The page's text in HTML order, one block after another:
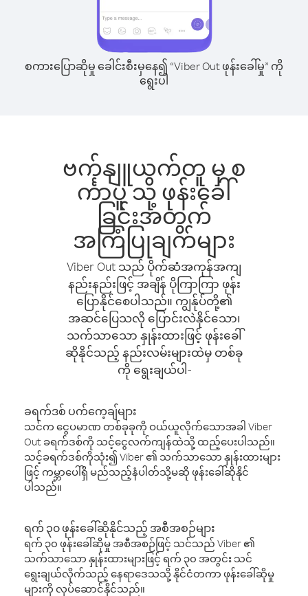
စကားပြောဆိုမှု ခေါင်းစီးမှနေ၍ “Viber Out ဖုန်းခေါ်မှု” ကို
ရွေးပါ
ဗက်နျူယက်တူ မှ စ
င်္ကာပူ သို့ ဖုန်းခေါ်
ခြင်းအတွက်
အကြံပြုချက်များ
Viber Out သည် ပိုက်ဆံအကုန်အကျ
နည်းနည်းဖြင့် အချိန် ပိုကြာကြာ ဖုန်း
ပြောနိုင်စေပါသည်။ ကျွန်ုပ်တို့၏
အဆင်ပြေသလို ပြောင်းလဲနိုင်သော၊
သက်သာသော နှုန်းထားဖြင့် ဖုန်းခေါ်
ဆိုနိုင်သည့် နည်းလမ်းများထဲမှ တစ်ခု
ကို ရွေးချယ်ပါ-
ခရက်ဒစ် ပက်ကေ့ချ်များ
သင်က ငွေပမာဏ တစ်ခုခုကို ဝယ်ယူလိုက်သောအခါ Viber
Out ခရက်ဒစ်ကို သင့်ငွေလက်ကျန်ထဲသို့ ထည့်ပေးပါသည်။
သင့်ခရက်ဒစ်ကိုသုံး၍ Viber ၏ သက်သာသော နှုန်းထားများ
ဖြင့် ကမ္ဘာပေါ်ရှိ မည်သည့်နံပါတ်သို့မဆို ဖုန်းခေါ်ဆိုနိုင်
ပါသည်။
ရက် ၃၀ ဖုန်းခေါ်ဆိုနိုင်သည့် အစီအစဉ်များ
ရက် ၃၀ ဖုန်းခေါ်ဆိုမှု အစီအစဉ်ဖြင့် သင်သည် Viber ၏
သက်သာသော နှုန်းထားများဖြင့် ရက် ၃၀ အတွင်း သင်
ရွေးချယ်လိုက်သည့် နေရာဒေသသို့ နိုင်ငံတကာ ဖုန်းခေါ်ဆိုမှု
များကို လုပ်ဆောင်နိုင်သည်။